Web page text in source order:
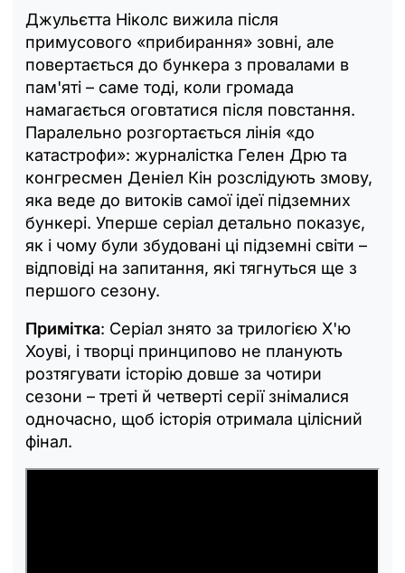
Джульєтта Ніколс вижила після
примусового «прибирання» зовні, але
повертається до бункера з провалами в
пам'яті – саме тоді, коли громада
намагається оговтатися після повстання.
Паралельно розгортається лінія «до
катастрофи»: журналістка Гелен Дрю та
конгресмен Деніел Кін розслідують змову,
яка веде до витоків самої ідеї підземних
бункері. Уперше серіал детально показує,
як і чому були збудовані ці підземні світи –
відповіді на запитання, які тягнуться ще з
першого сезону.
Примітка: Серіал знято за трилогією Х'ю
Хоуві, і творці принципово не планують
розтягувати історію довше за чотири
сезони – треті й четверті серії знімалися
одночасно, щоб історія отримала цілісний
фінал.